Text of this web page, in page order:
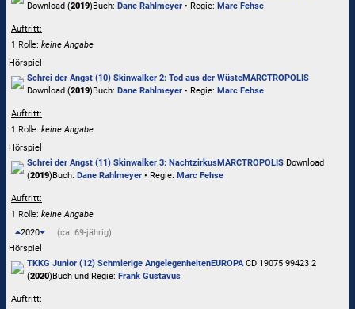
Download (2019)Buch: Dane Rahlmeyer • Regie: Marc Fehse
Auftritt:
1 Rolle: keine Angabe
Hörspiel
Schrei der Angst (10) Skinwalker 2: Tod aus der WüsteMARCTROPOLIS
Download (2019)Buch: Dane Rahlmeyer • Regie: Marc Fehse
Auftritt:
1 Rolle: keine Angabe
Hörspiel
Schrei der Angst (11) Skinwalker 3: NachtzirkusMARCTROPOLIS Download
(2019)Buch: Dane Rahlmeyer • Regie: Marc Fehse
Auftritt:
1 Rolle: keine Angabe
2020
(ca. 69-jährig)
Hörspiel
TKKG Junior (12) Schmierige AngelegenheitenEUROPACD 19075 99423 2
(2020)Buch und Regie: Frank Gustavus
Auftritt: